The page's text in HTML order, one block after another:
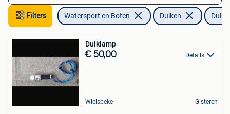
Filters Watersport en Boten Duiken
Duiklamp
€ 50,00 Details
Wielsbeke Gisteren